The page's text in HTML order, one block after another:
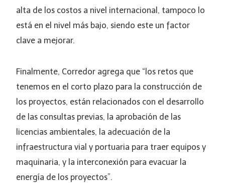
alta de los costos a nivel internacional, tampoco lo
está en el nivel más bajo, siendo este un factor
clave a mejorar.
Finalmente, Corredor agrega que “los retos que
tenemos en el corto plazo para la construcción de
los proyectos, están relacionados con el desarrollo
de las consultas previas, la aprobación de las
licencias ambientales, la adecuación de la
infraestructura vial y portuaria para traer equipos y
maquinaria, y la interconexión para evacuar la
energía de los proyectos”.